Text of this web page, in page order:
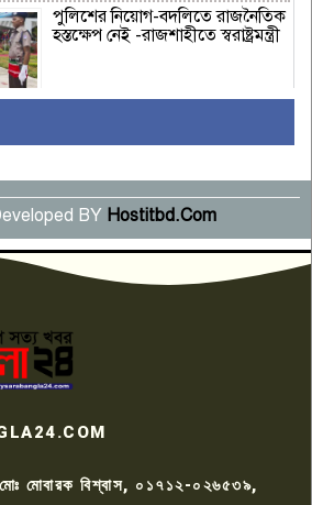
পুলিশের নিয়োগ-বদলিতে রাজনৈতিক
হস্তক্ষেপ নেই -রাজশাহীতে স্বরাষ্ট্রমন্ত্রী
বছর পূর্তি উদযাপন
সংবাদ সম্মেলনে অভিযোগ অস্বীকার
উদ্দেশ্য প্রণোদিত সংবাদ প্রকাশের
প্রতিবাদ নাজির হাসানের
কেটে ঘরে ঢুকে স্কুল শিক্ষিকাকে হত্যা
টয়লেটের ট্যাংকি থেকে লাশ উদ্ধার
রাজশাহীতে সন্ত্রাসী হামলায় গুরুতর
BY Hostitbd.Com
মোবারক বিশ্বাস, ০১৭১২-০২৬৫৩৯,